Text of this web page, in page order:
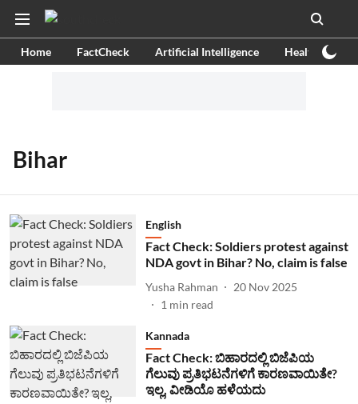
Home FactCheck Artificial Intelligence Health
Bihar
English
Fact Check: Soldiers protest against
NDA govt in Bihar? No, claim is false
Yusha Rahman
20 Nov 2025
1 min read
Kannada
Fact Check: ಬಿಹಾರದಲ್ಲಿ ಬಿಜೆಪಿಯ
ಗೆಲುವು ಪ್ರತಿಭಟನೆಗಳಿಗೆ ಕಾರಣವಾಯಿತೇ?
ಇಲ್ಲ, ವೀಡಿಯೊ ಹಳೆಯದು